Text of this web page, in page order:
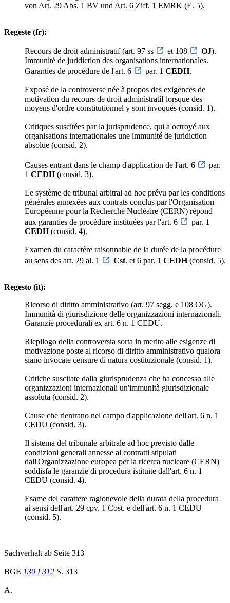
von Art. 29 Abs. 1 BV und Art. 6 Ziff. 1 EMRK (E. 5).
Regeste (fr):
Recours de droit administratif (art. 97 ss et 108 OJ).
Immunité de juridiction des organisations internationales.
Garanties de procédure de l'art. 6
par. 1 CEDH.
Exposé de la controverse née à propos des exigences de
motivation du recours de droit administratif lorsque des
moyens d'ordre constitutionnel y sont invoqués (consid. 1).
Critiques suscitées par la jurisprudence, qui a octroyé aux
organisations internationales une immunité de juridiction
absolue (consid. 2).
Causes entrant dans le champ d'application de l'art. 6
par.
1 CEDH(consid. 3).
Le système de tribunal arbitral ad hoc prévu par les conditions
générales annexées aux contrats conclus par l'Organisation
Européenne pour la Recherche Nucléaire (CERN) répond
aux garanties de procédure instituées par l'art. 6
par. 1
CEDH(consid. 4).
Examen du caractère raisonnable de la durée de la procédure
au sens des art. 29 al. 1
Cst. et 6 par. 1 CEDH(consid. 5).
Regesto (it):
Ricorso di diritto amministrativo (art. 97 segg. e 108 OG).
Immunità di giurisdizione delle organizzazioni internazionali.
Garanzie procedurali ex art. 6 n. 1 CEDU.
Riepilogo della controversia sorta in merito alle esigenze di
motivazione poste al ricorso di diritto amministrativo qualora
siano invocate censure di natura costituzionale (consid. 1).
Critiche suscitate dalla giurisprudenza che ha concesso alle
organizzazioni internazionali un'immunità giurisdizionale
assoluta (consid. 2).
Cause che rientrano nel campo d'applicazione dell'art. 6 n. 1
CEDU (consid. 3).
Il sistema del tribunale arbitrale ad hoc previsto dalle
condizioni generali annesse ai contratti stipulati
dall'Organizzazione europea per la ricerca nucleare (CERN)
soddisfa le garanzie di procedura istituite dall'art. 6 n. 1
CEDU (consid. 4).
Esame del carattere ragionevole della durata della procedura
ai sensi dell'art. 29 cpv. 1 Cost. e dell'art. 6 n. 1 CEDU
(consid. 5).
Sachverhalt ab Seite 313
BGE 130 I 312 S. 313
A.